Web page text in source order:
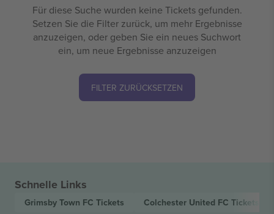
Für diese Suche wurden keine Tickets gefunden.
Setzen Sie die Filter zurück, um mehr Ergebnisse
anzuzeigen, oder geben Sie ein neues Suchwort
ein, um neue Ergebnisse anzuzeigen
FILTER ZURÜCKSETZEN
Schnelle Links
Grimsby Town FC Tickets Colchester United FC Tickets